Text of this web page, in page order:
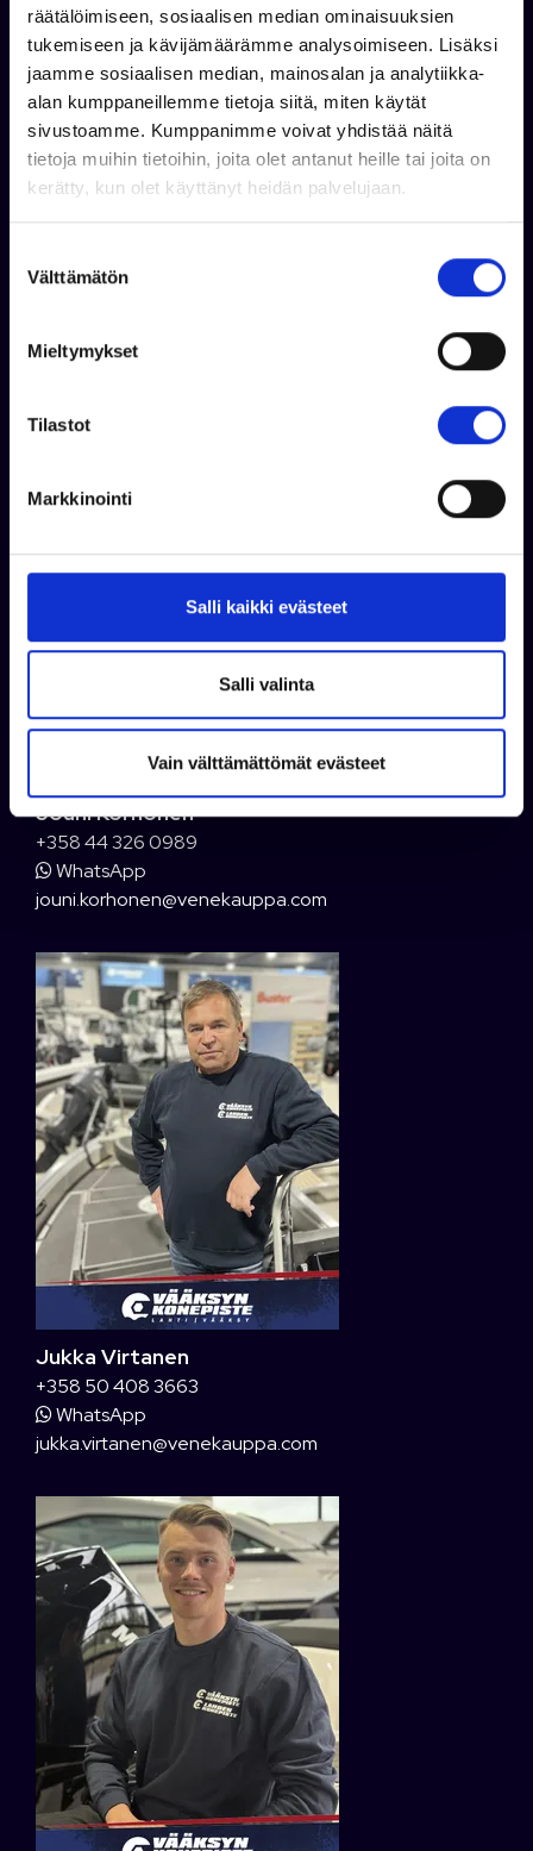
räätälöimiseen, sosiaalisen median ominaisuuksien
tukemiseen ja kävijämäärämme analysoimiseen. Lisäksi
jaamme sosiaalisen median, mainosalan ja analytiikka-
alan kumppaneillemme tietoja siitä, miten käytät
sivustoamme. Kumppanimme voivat yhdistää näitä
tietoja muihin tietoihin, joita olet antanut heille tai joita on
kerätty, kun olet käyttänyt heidän palvelujaan.
Välttämätön
Mieltymykset
Tilastot
Markkinointi
Salli kaikki evästeet
Salli valinta
Vain välttämättömät evästeet
Takuu 24 kk
Tuotetta ei ole varastossa
0,00 €
Tarjouspyyntö
Takuu 24 kk
Tuotetta ei ole varastossa
13 890,00 €
Tarjouspyyntö
Jouni Korhonen
+358 44 326 0989
WhatsApp
jouni.korhonen@venekauppa.com
Jukka Virtanen
+358 50 408 3663
WhatsApp
jukka.virtanen@venekauppa.com